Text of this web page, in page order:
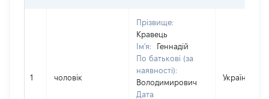
1 чоловік
Прізвище:
Кравець
Ім'я:
Геннадій
По батькові (за
наявності):
Володимирович
Дата
Україна